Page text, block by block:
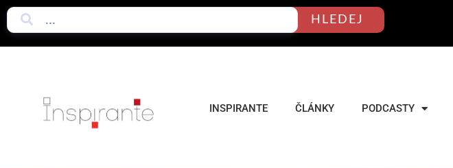
HLEDEJ
INSPIRANTE ČLÁNKY PODCASTY